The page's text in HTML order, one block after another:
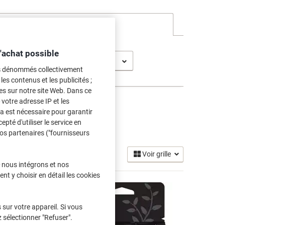
Encre (13)
Voir grille
possible
collectivement
contenus et les publicités ;
sur notre site Web. Dans ce
adresse IP et les
est nécessaire pour garantir
d'utiliser le service en
partenaires ("fournisseurs
intégrons et nos
y choisir en détail les cookies
sur votre appareil. Si vous
"Refuser".